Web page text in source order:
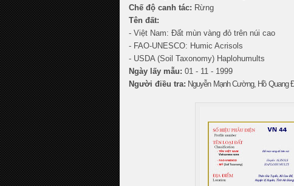
Chế độ canh tác: Rừng
Tên đất:
- Việt Nam: Đất mùn vàng đỏ trên núi cao
- FAO-UNESCO: Humic Acrisols
- USDA (Soil Taxonomy) Haplohumults
Ngày lấy mẫu: 01 - 11 - 1999
Người điều tra: Nguyễn Mạnh Cường, Hồ